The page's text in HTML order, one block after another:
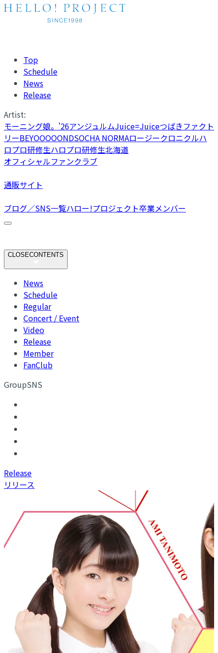
Top
Schedule
News
Release
Artist:
モーニング娘。'26アンジュルムJuice=Juiceつばきファクト
リーBEYOOOOONDSOCHA NORMAロージークロニクルハ
ロプロ研修生ハロプロ研修生北海道
オフィシャルファンクラブ
通販サイト
ブログ／SNS一覧ハロー!プロジェクト卒業メンバー
CLOSECONTENTS
News
Schedule
Regular
Concert / Event
Video
Release
Member
FanClub
GroupSNS
Release
リリース